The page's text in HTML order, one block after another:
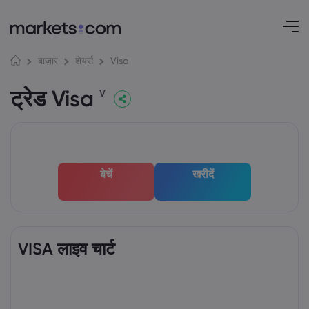
बाज़ार शेयर्स Visa
ट्रेड Visa V
बेचें खरीदें
VISA लाइव चार्ट